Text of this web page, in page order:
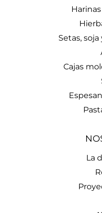
Setas,
Cajas
La